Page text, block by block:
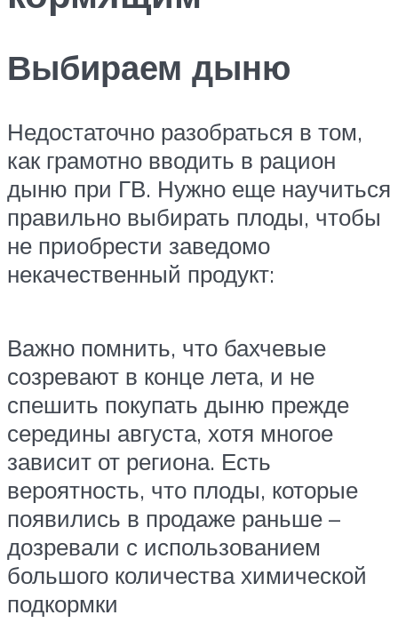
Выбираем дыню
Недостаточно разобраться в том,
как грамотно вводить в рацион
дыню при ГВ. Нужно еще научиться
правильно выбирать плоды, чтобы
не приобрести заведомо
некачественный продукт:
Важно помнить, что бахчевые
созревают в конце лета, и не
спешить покупать дыню прежде
середины августа, хотя многое
зависит от региона. Есть
вероятность, что плоды, которые
появились в продаже раньше –
дозревали с использованием
большого количества химической
подкормки